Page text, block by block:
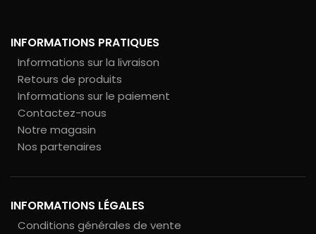
INFORMATIONS PRATIQUES
Informations sur la livraison
Retours de produits
Informations sur le paiement
Contactez-nous
Notre magasin
Nos partenaires
INFORMATIONS LÉGALES
Conditions générales de vente